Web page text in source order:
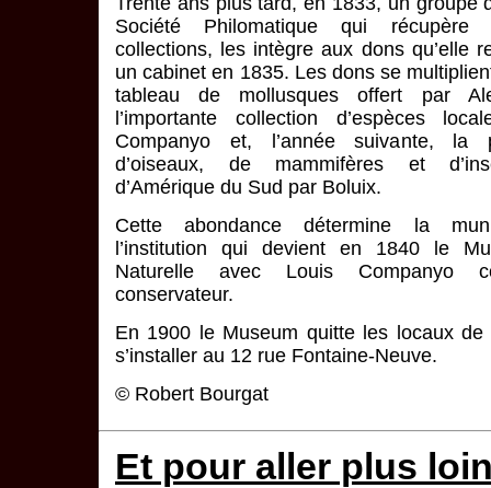
Société Philomatique qui récupère
collections, les intègre aux dons qu’elle
un cabinet en 1835. Les dons se
tableau de mollusques offert par
l’importante collection d’espèces
Companyo et, l’année suivante, la
d’oiseaux, de mammifères et
d’Amérique du Sud par Boluix.
Cette abondance détermine la
l’institution qui devient en 1840 le
Naturelle avec Louis Companyo
conservateur.
En 1900 le Museum quitte les locaux de
s’installer au 12 rue Fontaine-Neuve.
© Robert Bourgat
Et pour aller plus